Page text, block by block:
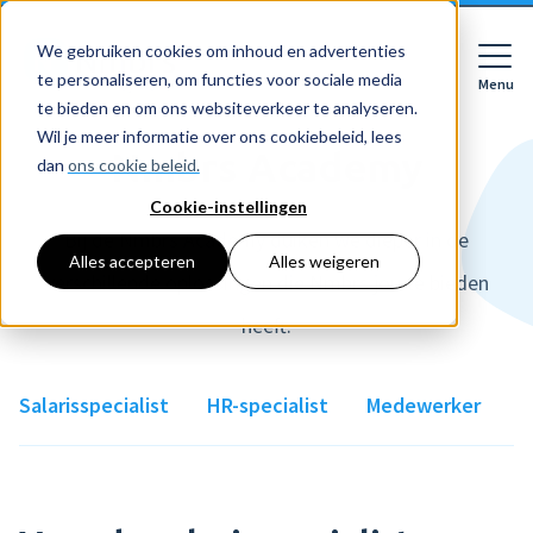
We gebruiken cookies om inhoud en advertenties
te personaliseren, om functies voor sociale media
te bieden en om ons websiteverkeer te analyseren.
Wil je meer informatie over ons cookiebeleid, lees
dan ons cookie beleid.
Cookie-instellingen
Alles accepteren Alles weigeren
Menu
Close
Softwarepakketten
Voor bedrijven
Voor accountants
Features
HR dashboards
Ontdek
Resources
Nmbrs Academy
Bij de Nmbrs Academy duiken we dieper in de
verschillende oplossingen die Nmbrs jou te bieden
heeft.
Salarisspecialist HR-specialist Medewerker